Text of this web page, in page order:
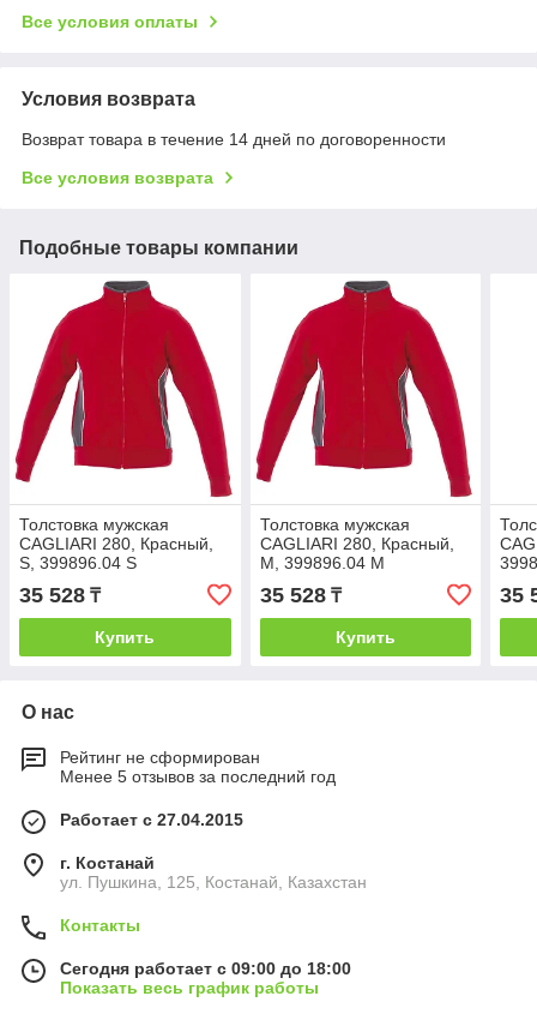
Все условия оплаты
Условия возврата
Возврат товара в течение 14 дней по договоренности
Все условия возврата
Подобные товары компании
Толстовка мужская
CAGLIARI 280, Красный,
S, 399896.04 S
35 528 ₸
Купить
Толстовка мужская
CAGLIARI 280, Красный,
M, 399896.04 M
35 528₸
Купить
35
О нас
Рейтинг не сформирован
Менее 5 отзывов за последний год
Работает с 27.04.2015
г. Костанай
ул. Пушкина, 125, Костанай, Казахстан
Контакты
Сегодня работает с 09:00 до 18:00
Показать весь график работы